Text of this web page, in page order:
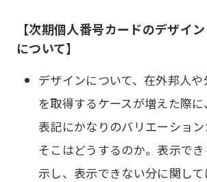
【次期個人番号カードのデザイン
について】
デザインについて、在外邦人
を取得するケースが増えた際
表記にかなりのバリエーション
そこはどうするのか。表示で
示し、表示できない分に関し